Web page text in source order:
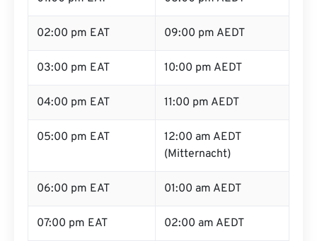
02:00 pm EAT 09:00 pm AEDT
03:00 pm EAT 10:00 pm AEDT
04:00 pm EAT 11:00 pm AEDT
05:00 pm EAT
12:00 am AEDT
(Mitternacht)
06:00 pm EAT 01:00 am AEDT
07:00 pm EAT 02:00 am AEDT